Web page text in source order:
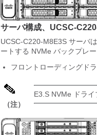
サーバ構成、UCSC-
UCSC-C220-M8E3S サーバ
ートする NVMe バックプレー
フロントローディングド
（注）
E3.S NVMe ドライ